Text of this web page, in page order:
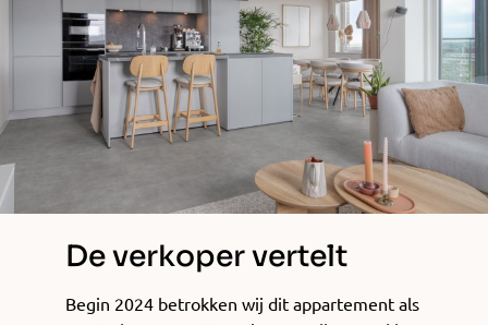
De verkoper vertelt
Begin 2024 betrokken wij dit appartement als